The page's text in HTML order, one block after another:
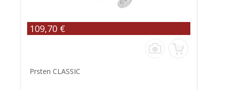
109,70 €
Prsten CLASSIC